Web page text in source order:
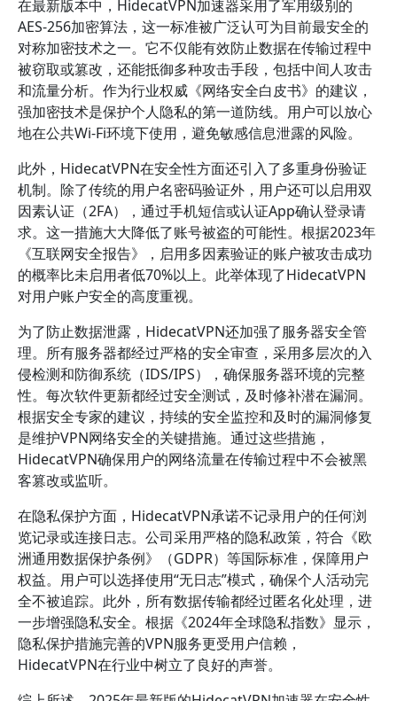
在最新版本中，HidecatVPN加速器采用了军用级别的
AES-256加密算法，这一标准被广泛认可为目前最安全的
对称加密技术之一。它不仅能有效防止数据在传输过程中
被窃取或篡改，还能抵御多种攻击手段，包括中间人攻击
和流量分析。作为行业权威《网络安全白皮书》的建议，
强加密技术是保护个人隐私的第一道防线。用户可以放心
地在公共Wi-Fi环境下使用，避免敏感信息泄露的风险。
此外，HidecatVPN在安全性方面还引入了多重身份验证
机制。除了传统的用户名密码验证外，用户还可以启用双
因素认证（2FA），通过手机短信或认证App确认登录请
求。这一措施大大降低了账号被盗的可能性。根据2023年
《互联网安全报告》，启用多因素验证的账户被攻击成功
的概率比未启用者低70%以上。此举体现了HidecatVPN
对用户账户安全的高度重视。
为了防止数据泄露，HidecatVPN还加强了服务器安全管
理。所有服务器都经过严格的安全审查，采用多层次的入
侵检测和防御系统（IDS/IPS），确保服务器环境的完整
性。每次软件更新都经过安全测试，及时修补潜在漏洞。
根据安全专家的建议，持续的安全监控和及时的漏洞修复
是维护VPN网络安全的关键措施。通过这些措施，
HidecatVPN确保用户的网络流量在传输过程中不会被黑
客篡改或监听。
在隐私保护方面，HidecatVPN承诺不记录用户的任何浏
览记录或连接日志。公司采用严格的隐私政策，符合《欧
洲通用数据保护条例》（GDPR）等国际标准，保障用户
权益。用户可以选择使用“无日志”模式，确保个人活动完
全不被追踪。此外，所有数据传输都经过匿名化处理，进
一步增强隐私安全。根据《2024年全球隐私指数》显示，
隐私保护措施完善的VPN服务更受用户信赖，
HidecatVPN在行业中树立了良好的声誉。